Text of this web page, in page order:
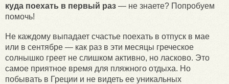
куда поехать в первый раз — не знаете? Попробуем
помочь!
Не каждому выпадает счастье поехать в отпуск в мае
или в сентябре — как раз в эти месяцы греческое
солнышко греет не слишком активно, но ласково. Это
самое приятное время для пляжного отдыха. Но
побывать в Греции и не видеть ее уникальных